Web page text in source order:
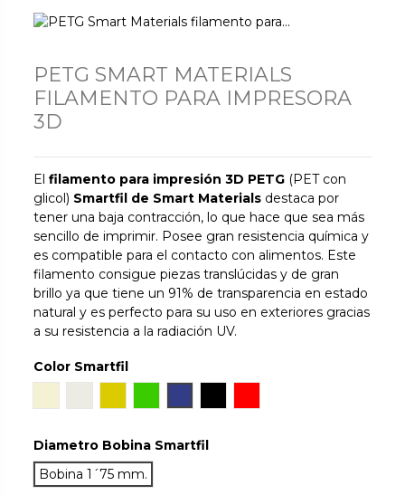
PETG SMART MATERIALS
FILAMENTO PARA IMPRESORA
3D
Elfilamento para impresión 3D PETG (PET con
glicol) Smartfil de Smart Materials destaca por
tener una baja contracción, lo que hace que sea más
sencillo de imprimir. Posee gran resistencia química y
es compatible para el contacto con alimentos. Este
filamento consigue piezas translúcidas y de gran
brillo ya que tiene un 91% de transparencia en estado
natural y es perfecto para su uso en exteriores gracias
a su resistencia a la radiación UV.
Color Smartfil
Diametro Bobina Smartfil
Bobina 1´75 mm.